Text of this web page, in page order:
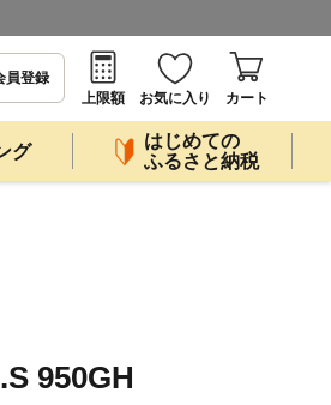
員登録
上限額
お気に入り カート
グ
はじめての
ふるさと納税
950GH